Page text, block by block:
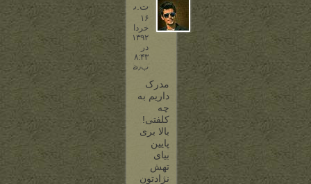
ت.ت
۱۶
خرداد
۱۳۹۲
در
۸:۴۳
ب٫ظ
مدرک
داریم به
چه
کلفتی!
بالا بری
پایین
بیای
تهش
نژادتون